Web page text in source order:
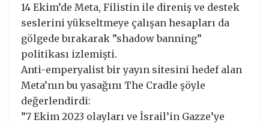
14 Ekim’de Meta, Filistin ile direniş ve destek
seslerini yükseltmeye çalışan hesapları da
gölgede bırakarak ”shadow banning”
politikası izlemişti.
Anti-emperyalist bir yayın sitesini hedef alan
Meta’nın bu yasağını The Cradle şöyle
değerlendirdi:
”7 Ekim 2023 olayları ve İsrail’in Gazze’ye